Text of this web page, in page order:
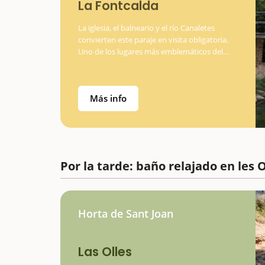
La Fontcalda
La iglesia, el balneario y el río Canaletes
convierten este paraje en visita obligatoria.
Uno de los lugares más emblemáticos del
mucho más…
Más info
Por la tarde: baño relajado en les
Horta de Sant Joan
Las Olles